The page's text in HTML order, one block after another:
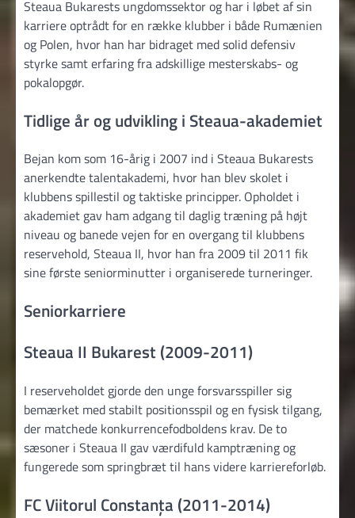
Steaua Bukarests ungdomssektor og har i løbet af sin
karriere optrådt for en række klubber i både Rumænien
og Polen, hvor han har bidraget med solid defensiv
styrke samt erfaring fra adskillige mesterskabs- og
pokalopgør.
Tidlige år og udvikling i Steaua-akademiet
Bejan kom som 16-årig i 2007 ind i Steaua Bukarests
anerkendte talentakademi, hvor han blev skolet i
klubbens spillestil og taktiske principper. Opholdet i
akademiet gav ham adgang til daglig træning på højt
niveau og banede vejen for en overgang til klubbens
reservehold, Steaua II, hvor han fra 2009 til 2011 fik
sine første seniorminutter i organiserede turneringer.
Seniorkarriere
Steaua II Bukarest (2009-2011)
I reserveholdet gjorde den unge forsvarsspiller sig
bemærket med stabilt positionsspil og en fysisk tilgang,
der matchede konkurrencefodboldens krav. De to
sæsoner i Steaua II gav værdifuld kamptræning og
fungerede som springbræt til hans videre karriereforløb.
FC Viitorul Constanța (2011-2014)